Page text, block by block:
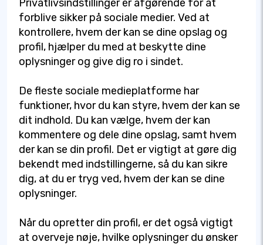
Privatlivsindstillinger er afgørende for at
forblive sikker på sociale medier. Ved at
kontrollere, hvem der kan se dine opslag og
profil, hjælper du med at beskytte dine
oplysninger og give dig ro i sindet.
De fleste sociale medieplatforme har
funktioner, hvor du kan styre, hvem der kan se
dit indhold. Du kan vælge, hvem der kan
kommentere og dele dine opslag, samt hvem
der kan se din profil. Det er vigtigt at gøre dig
bekendt med indstillingerne, så du kan sikre
dig, at du er tryg ved, hvem der kan se dine
oplysninger.
Når du opretter din profil, er det også vigtigt
at overveje nøje, hvilke oplysninger du ønsker